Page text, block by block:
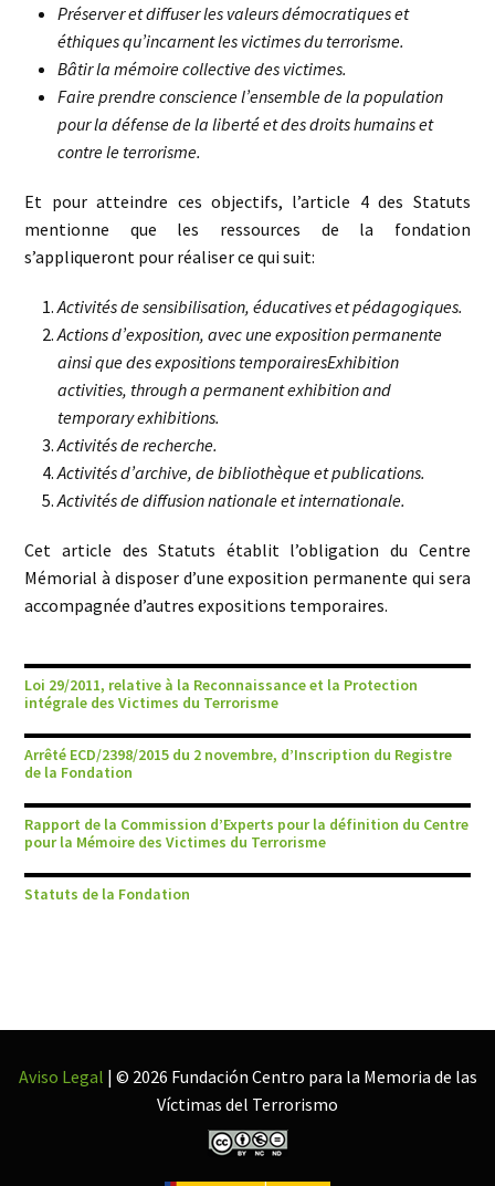
Préserver et diffuser les valeurs démocratiques et
éthiques qu’incarnent les victimes du terrorisme.
Bâtir la mémoire collective des victimes.
Faire prendre conscience l’ensemble de la population
pour la défense de la liberté et des droits humains et
contre le terrorisme.
Et pour atteindre ces objectifs, l’article 4 des Statuts
mentionne que les ressources de la fondation
s’appliqueront pour réaliser ce qui suit:
Activités de sensibilisation, éducatives et pédagogiques.
Actions d’exposition, avec une exposition permanente
ainsi que des expositions temporairesExhibition
activities, through a permanent exhibition and
temporary exhibitions.
Activités de recherche.
Activités d’archive, de bibliothèque et publications.
Activités de diffusion nationale et internationale.
Cet article des Statuts établit l’obligation du Centre
Mémorial à disposer d’une exposition permanente qui sera
accompagnée d’autres expositions temporaires.
Loi 29/2011, relative à la Reconnaissance et la Protection
intégrale des Victimes du Terrorisme
Arrêté ECD/2398/2015 du 2 novembre, d’Inscription du Registre
de la Fondation
Rapport de la Commission d’Experts pour la définition du Centre
pour la Mémoire des Victimes du Terrorisme
Statuts de la Fondation
Aviso Legal | © 2026 Fundación Centro para la Memoria de las
Víctimas del Terrorismo